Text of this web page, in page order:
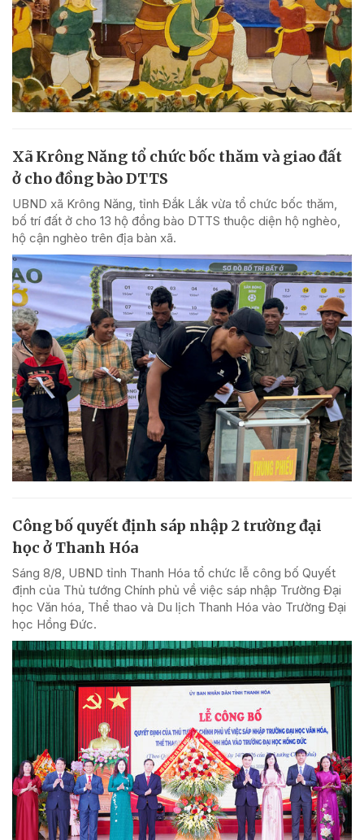
Xã Krông Năng tổ chức bốc thăm và giao đất
ở cho đồng bào DTTS
UBND xã Krông Năng, tỉnh Đắk Lắk vừa tổ chức bốc thăm,
bố trí đất ở cho 13 hộ đồng bào DTTS thuộc diện hộ nghèo,
hộ cận nghèo trên địa bàn xã.
Công bố quyết định sáp nhập 2 trường đại
học ở Thanh Hóa
Sáng 8/8, UBND tỉnh Thanh Hóa tổ chức lễ công bố Quyết
định của Thủ tướng Chính phủ về việc sáp nhập Trường Đại
học Văn hóa, Thể thao và Du lịch Thanh Hóa vào Trường Đại
học Hồng Đức.